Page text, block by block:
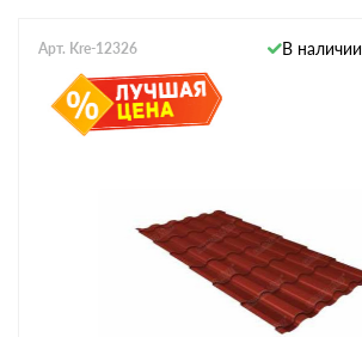
Арт. Kre-12326 В наличии